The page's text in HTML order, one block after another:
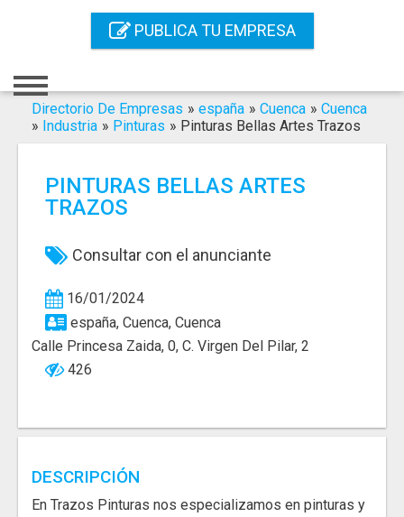
PUBLICA TU EMPRESA
Registro
Contacto
Servicios Online
Publica Tu Empresa
Buscar
Directorio De Empresas » españa » Cuenca » Cuenca
» Industria » Pinturas » Pinturas Bellas Artes Trazos
PINTURAS BELLAS ARTES
TRAZOS
Consultar con el anunciante
16/01/2024
españa, Cuenca, Cuenca
Calle Princesa Zaida, 0, C. Virgen Del Pilar, 2
426
DESCRIPCIÓN
En Trazos Pinturas nos especializamos en pinturas y